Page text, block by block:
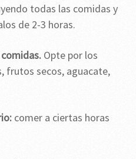
todas las comidas y
de 2-3 horas.
Opte por los
frutos secos, aguacate,
comer a ciertas horas